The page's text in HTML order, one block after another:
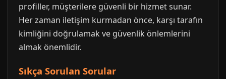
profiller, müşterilere güvenli bir hizmet sunar.
Her zaman iletişim kurmadan önce, karşı tarafın
kimliğini doğrulamak ve güvenlik önlemlerini
almak önemlidir.
Sıkça Sorulan Sorular